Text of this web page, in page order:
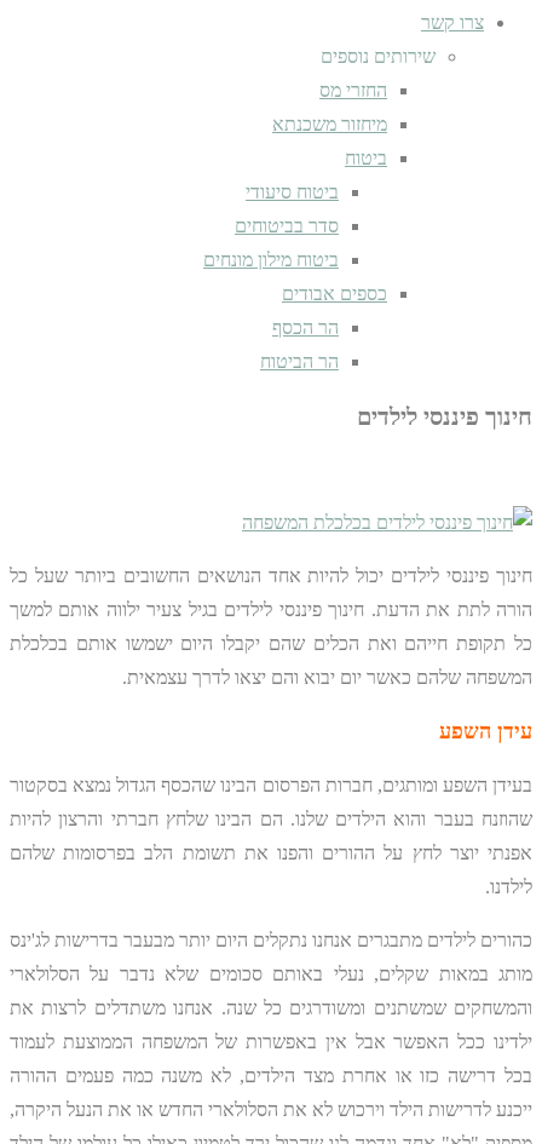
צרו קשר
שירותים נוספים
החזרי מס
מיחזור משכנתא
ביטוח
ביטוח סיעודי
סדר בביטוחים
ביטוח מילון מונחים
כספים אבודים
הר הכסף
הר הביטוח
חינוך פיננסי לילדים
חינוך פיננסי לילדים יכול להיות אחד הנושאים החשובים ביותר שעל כל
הורה לתת את הדעת. חינוך פיננסי לילדים בגיל צעיר ילווה אותם למשך
כל תקופת חייהם ואת הכלים שהם יקבלו היום ישמשו אותם בכלכלת
המשפחה שלהם כאשר יום יבוא והם יצאו לדרך עצמאית.
עידן השפע
בעידן השפע ומותגים, חברות הפרסום הבינו שהכסף הגדול נמצא בסקטור
שהוזנח בעבר והוא הילדים שלנו. הם הבינו שלחץ חברתי והרצון להיות
אפנתי יוצר לחץ על ההורים והפנו את תשומת הלב בפרסומות שלהם
לילדנו.
כהורים לילדים מתבגרים אנחנו נתקלים היום יותר מבעבר בדרישות לג'ינס
מותג במאות שקלים, נעלי באותם סכומים שלא נדבר על הסלולארי
והמשחקים שמשתנים ומשודרגים כל שנה. אנחנו משתדלים לרצות את
ילדינו ככל האפשר אבל אין באפשרות של המשפחה הממוצעת לעמוד
בכל דרישה כזו או אחרת מצד הילדים, לא משנה כמה פעמים ההורה
ייכנע לדרישות הילד וירכוש לא את הסלולארי החדש או את הנעל היקרה,